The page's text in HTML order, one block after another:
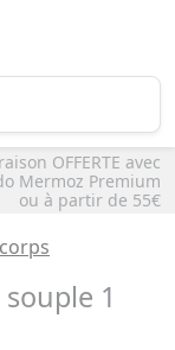
OFFERTE avec
Mermoz Premium
ou à partir de 55€
1